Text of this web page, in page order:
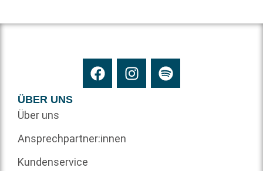
ÜBER UNS
Über uns
Ansprechpartner:innen
Kundenservice